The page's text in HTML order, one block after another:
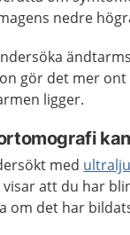
nedre
gör det mer
ligger.
med
att du har
om det har